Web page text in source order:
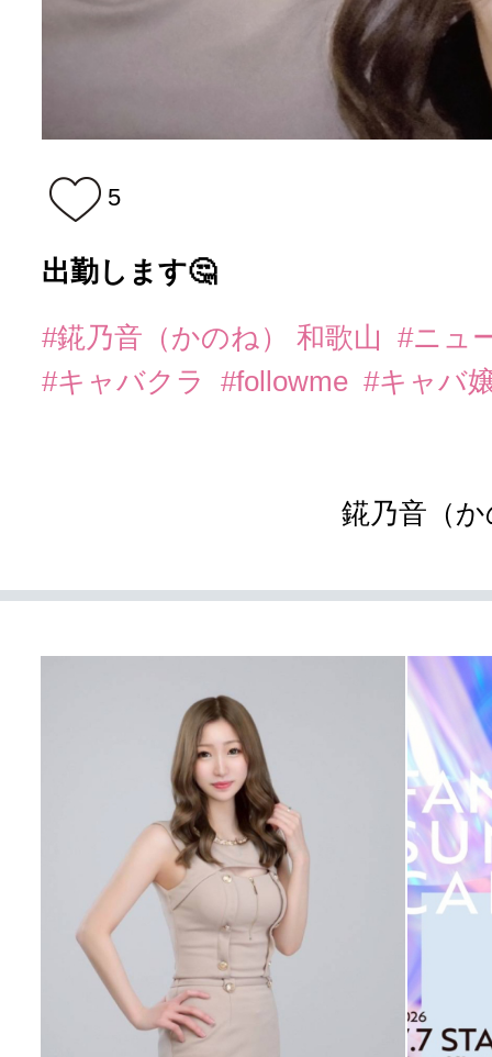
5
出勤します🤔
#錵乃音（かのね） 和歌山
#ニュ
#キャバクラ
#followme #キャバ
錵乃音（